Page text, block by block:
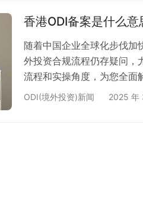
香港ODI备案是什么意
随着中国企业全球化步伐加
外投资合规流程仍存疑问，
流程和实操角度，为您全面
资必须重视？ ODI（
ODI(境外投资)新闻 2025 年